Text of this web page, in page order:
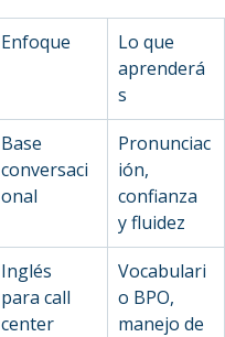
Enfoque
Lo que
aprenderá
s
Base
conversaci
onal
Pronunciac
ión,
confianza
y fluidez
Inglés
para call
center
Vocabulari
o BPO,
manejo de